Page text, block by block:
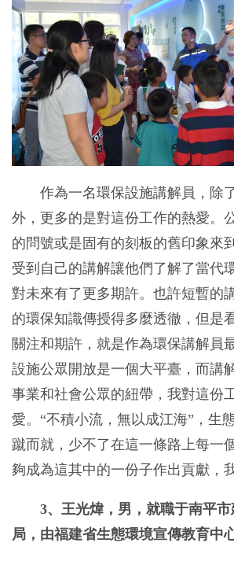
作為一名環保設施講解員，除
外，更多的是對這份工作的熱愛。
的問號或是固有的刻板的舊印象來
受到自己的講解讓他們了解了當代
對未來有了更多期許。也許短暫的
的環保知識傳授得多麼透徹，但是
關注和期許，就是作為環保講解員
設施公眾開放是一個大平臺，而講
事業和社會公眾的紐帶，我對這份
愛。“不積小流，無以成江海”，生
蹴而就，少不了在這一條路上每一
夠成為這其中的一份子作出貢獻，
3、王光煒，男，就職于南平
局，由福建省生態環境宣傳教育中